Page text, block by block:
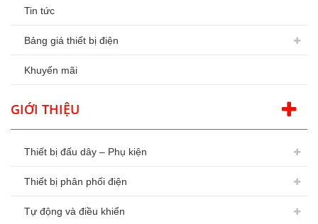
Tin tức
Bảng giá thiết bị điện
Khuyến mãi
GIỚI THIỆU
Thiết bị đấu dây – Phụ kiện
Thiết bị phân phối điện
Tự động và điều khiển